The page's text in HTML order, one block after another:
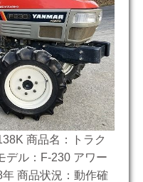
商品名：トラク
デル：F-230 アワー
商品状況：動作確